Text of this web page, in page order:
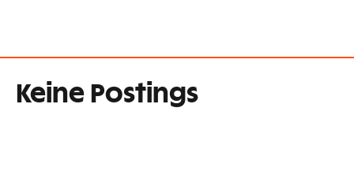
Keine Postings